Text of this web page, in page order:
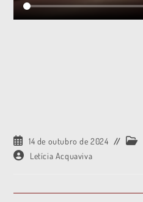
14 de outubro de 2024
Letícia Acquaviva